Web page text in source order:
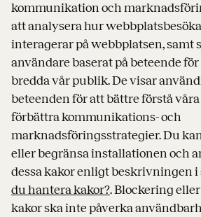
kommunikation och
att analysera hur
interagerar på webbplatsen, samt
användare baserat på beteende
bredda vår publik. De visar
beteenden för att bättre förstå
förbättra kommunikations- och
marknadsföringsstrategier. Du
eller begränsa installationen och
dessa kakor enligt beskrivningen
du hantera kakor?. Blockering
kakor ska inte påverka